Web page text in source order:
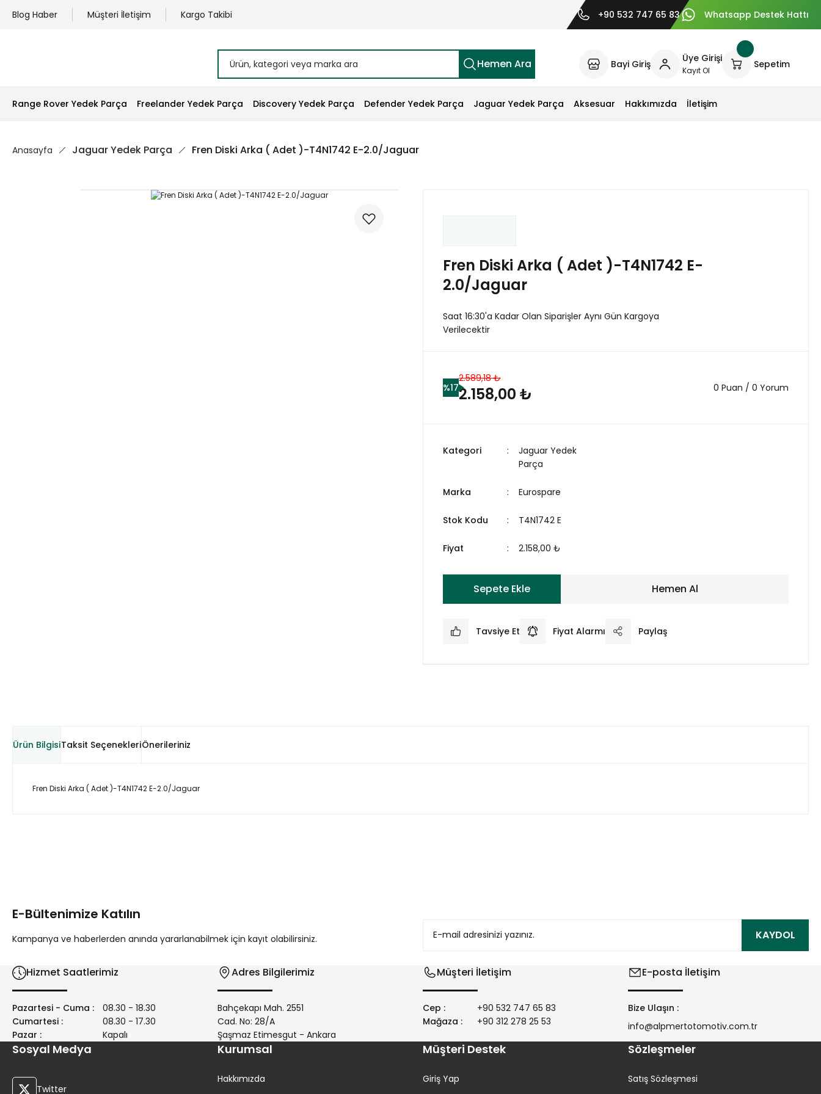
Blog Haber Müşteri İletişim Kargo Takibi +90 532 747 65 83 Whatsapp Destek Hattı
Hemen Ara Bayi Giriş Üye Girişi
Kayıt Ol
Sepetim
Range Rover Yedek Parça Freelander Yedek Parça Discovery Yedek Parça Defender Yedek Parça Jaguar Yedek Parça Aksesuar Hakkımızda İletişim
Anasayfa Jaguar Yedek Parça Fren Diski Arka ( Adet )-T4N1742 E-2.0/Jaguar
Fren Diski Arka ( Adet )-T4N1742 E-
2.0/Jaguar
Saat 16:30'a Kadar Olan Siparişler Aynı Gün Kargoya
Verilecektir
%17
2.589,18 ₺
2.158,00 ₺ 0 Puan / 0 Yorum
Kategori
Jaguar Yedek
Parça
Marka Eurospare
Stok Kodu T4N1742 E
Fiyat 2.158,00 ₺
Sepete Ekle Hemen Al
Tavsiye Et Fiyat Alarmı Paylaş
Ürün BilgisiTaksit SeçenekleriÖnerileriniz
Fren Diski Arka ( Adet )-T4N1742 E-2.0/Jaguar
Ürün bilgilerinde hatalar bulunuyor.
E-Bültenimize Katılın
Kampanya ve haberlerden anında yararlanabilmek için kayıt olabilirsiniz. KAYDOL
Hizmet Saatlerimiz
Pazartesi - Cuma :
08.30 - 18.30
Cumartesi :
08.30 - 17.30
Pazar :
Kapalı
Adres Bilgilerimiz
Bahçekapı Mah. 2551
Cad. No: 28/A
Şaşmaz Etimesgut - Ankara
Müşteri İletişim
Cep :
+90 532 747 65 83
Mağaza :
+90 312 278 25 53
E-posta İletişim
Bize Ulaşın :
info@alpmertotomotiv.com.tr
Sosyal Medya
Twitter
Kurumsal
Hakkımızda
Müşteri Destek
Giriş Yap
Sözleşmeler
Satış Sözleşmesi